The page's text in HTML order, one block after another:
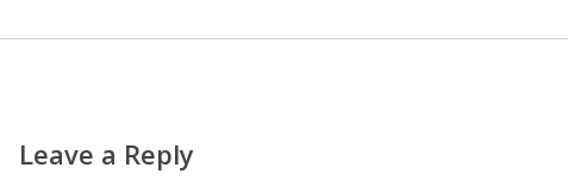
Leave a Reply